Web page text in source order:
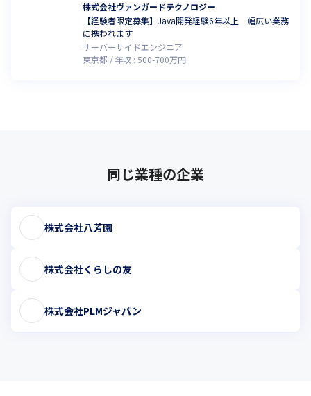
株式会社ヴァンガードテクノロジー
【経験者限定募集】Java開発経験6年以上 幅広い業務
に携われます
サーバーサイドエンジニア
東京都
年収 :500-700万円
同じ業種の企業
株式会社八芳園
株式会社くらしの友
株式会社PLMジャパン